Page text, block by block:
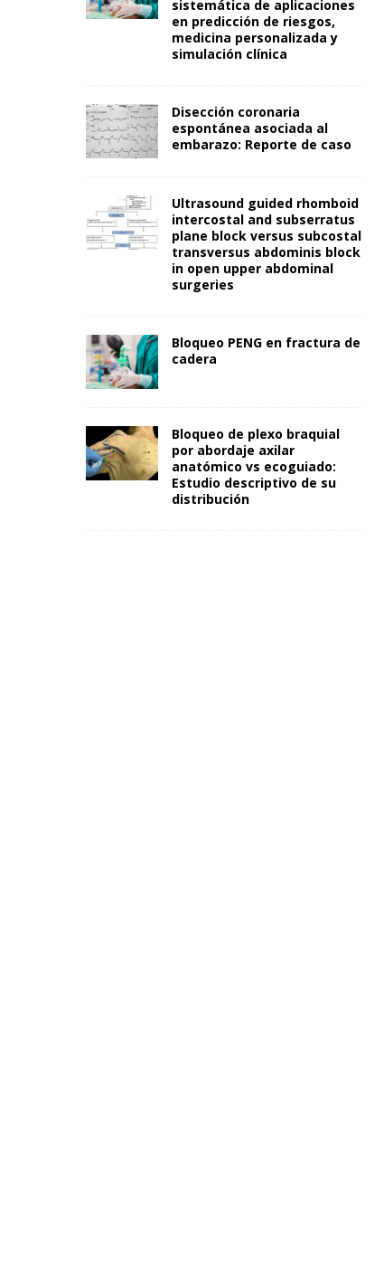
sistemática de aplicaciones
en predicción de riesgos,
medicina personalizada y
simulación clínica
Disección coronaria
espontánea asociada al
embarazo: Reporte de caso
Ultrasound guided rhomboid
intercostal and subserratus
plane block versus subcostal
transversus abdominis block
in open upper abdominal
surgeries
Bloqueo PENG en fractura de
cadera
Bloqueo de plexo braquial
por abordaje axilar
anatómico vs ecoguiado:
Estudio descriptivo de su
distribución